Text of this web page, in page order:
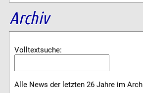
Archiv
Volltextsuche:
Alle News der letzten 26 Jahre im